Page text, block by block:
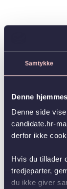
Samtykke
Denne
Denne side
candidate.hr-
derfor ikke
Hvis du tillader
tredjeparter,
du ikke giver